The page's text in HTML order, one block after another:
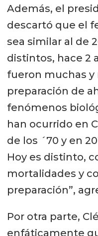
Además, el
descartó que el
sea similar al de
distintos, hace 2
fueron muchas y
preparación de
fenómenos
han ocurrido en
de los ´70 y en
Hoy es distinto,
mortalidades y
preparación”,
Por otra parte,
enfáticamente